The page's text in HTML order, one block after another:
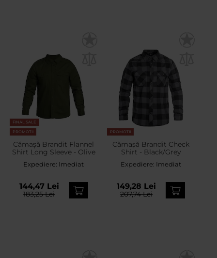
FINAL SALE
PROMOTII
Cămașă Brandit Flannel
Shirt Long Sleeve - Olive
Expediere: Imediat
144,47 Lei
183,25 Lei
PROMOTII
Cămașă Brandit Check
Shirt - Black/Grey
Expediere: Imediat
149,28 Lei
207,74 Lei